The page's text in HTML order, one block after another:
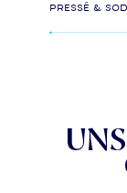
Pressé &